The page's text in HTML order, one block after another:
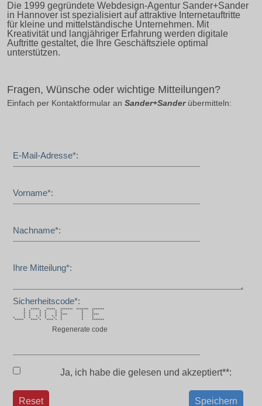
Die 1999 gegründete Webdesign-Agentur Sander+Sander
in Hannover ist spezialisiert auf attraktive Internetauftritte
für kleine und mittelständische Unternehmen. Mit
Kreativität und langjähriger Erfahrung werden digitale
Auftritte gestaltet, die Ihre Geschäftsziele optimal
unterstützen.
Fragen, Wünsche oder wichtige Mitteilungen?
Einfach per Kontaktformular an Sander+Sanderübermitteln:
E-Mail-Adresse*:
Vorname*:
Nachname*:
Ihre Mitteilung*:
Sicherheitscode*:
* ***** ***** ******* ******* *******
* * * * * * * *
* * * * * * * *
* * * * * **** * ****
* * * * * * * * * *
* * * * * * * * *
***** **** * **** * * * *******
Regenerate code
Ja, ich habe die gelesen und akzeptiert**:
Speichern
Reset